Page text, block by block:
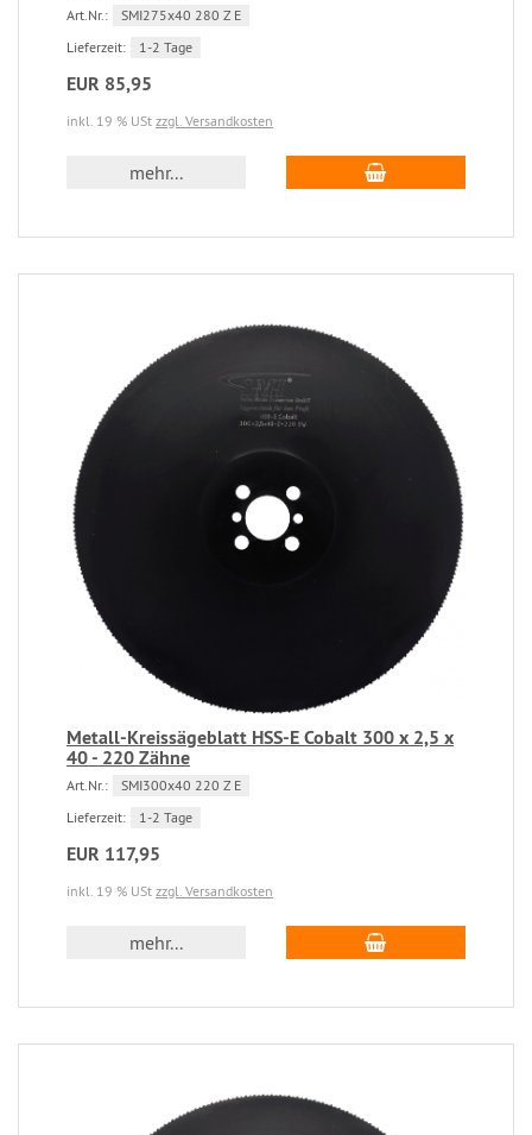
Art.Nr.:
SMI275x40 280 Z E
Lieferzeit:
1-2 Tage
EUR 85,95
inkl. 19 % USt zzgl. Versandkosten
mehr...
Metall-Kreissägeblatt HSS-E Cobalt 300 x 2,5 x
40 - 220 Zähne
Art.Nr.:
SMI300x40 220 Z E
Lieferzeit:
1-2 Tage
EUR 117,95
inkl. 19 % USt zzgl. Versandkosten
mehr...